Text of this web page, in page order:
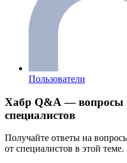
Пользователи
Хабр Q&A — вопросы
специалистов
Получайте ответы на
от специалистов в этой теме.